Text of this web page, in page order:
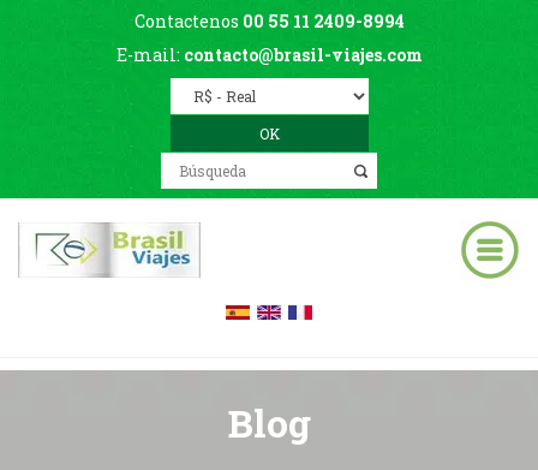
Contactenos 00 55 11 2409-8994
E-mail: contacto@brasil-viajes.com
Blog